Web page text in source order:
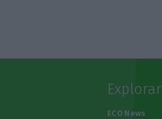
Explorar
ECO News